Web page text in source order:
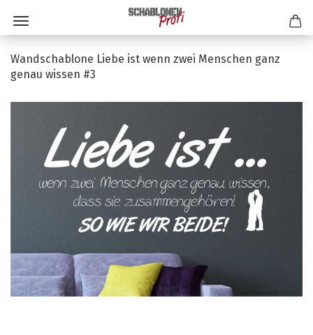
Wandschablone Liebe ist wenn zwei Menschen ganz
genau wissen #3